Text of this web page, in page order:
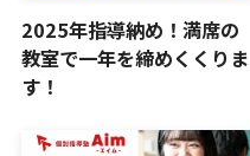
2025年指導納め！満席の
教室で一年を締めくくりま
す！